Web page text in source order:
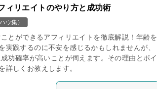
ィリエイトのやり方と成功術
ウ集）
とができるアフィリエイトを徹底解説！年齢を
実践するのに不安を感じるかもしれませんが、
功確率が高いことが伺えます。その理由とポイ
詳しくお教えします。